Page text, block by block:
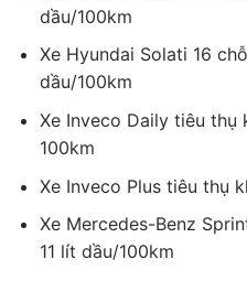
dầu/100km
Xe Hyundai Solati 16
dầu/100km
Xe Inveco Daily tiêu thụ
100km
Xe Inveco Plus tiêu thụ
Xe Mercedes-Benz
11 lít dầu/100km